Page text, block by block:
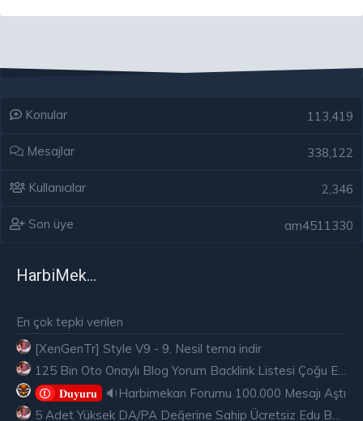
Konular 113,419
Mesajlar 338,122
Kullanıcılar 2,346
Son üye am4511330
HarbiMekân
En çok tepki verilen
[XenGenTr] Style V9 - 9. Nesil tema indir
125 Bin Oto Onaylı Blog Yorum Backlink Listesi Çoğu Edu ve Gov Ücretsiz
𝐃𝐮𝐲𝐮𝐫𝐮
🔉Harbimekan Forumu 100.000 Mesajı Aştı
5 Adet Yüksek DA/PA Değerine Sahip Ücretsiz Edu Backlink